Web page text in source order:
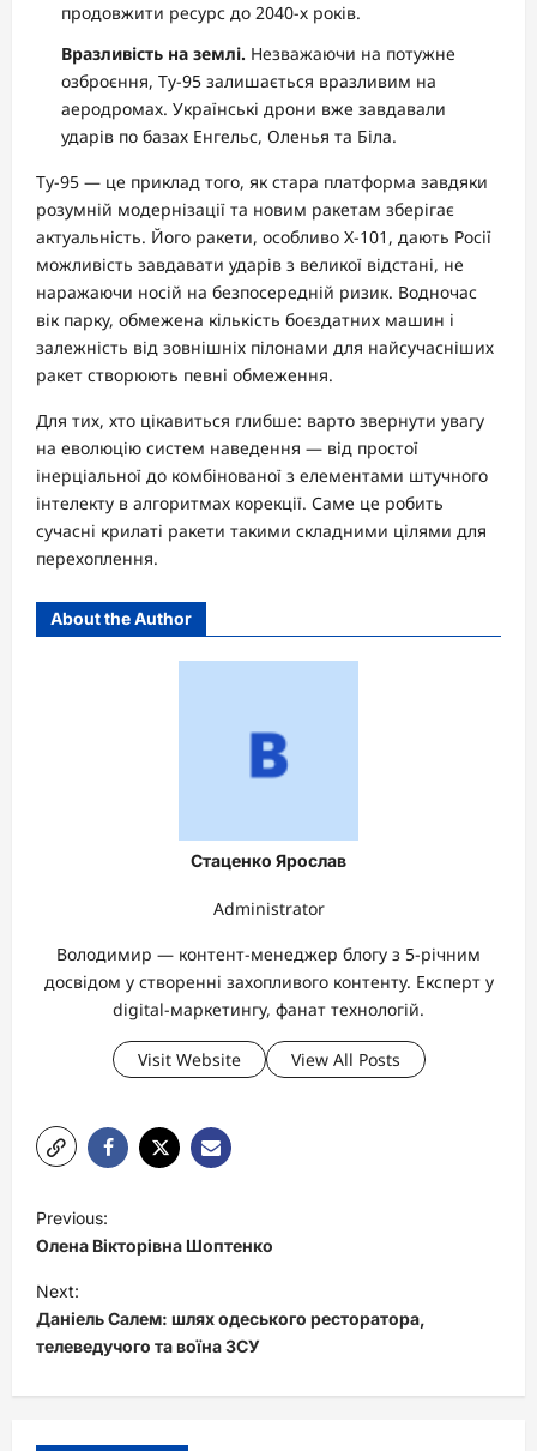
продовжити ресурс до 2040-х років.
Вразливість на землі. Незважаючи на потужне
озброєння, Ту-95 залишається вразливим на
аеродромах. Українські дрони вже завдавали
ударів по базах Енгельс, Оленья та Біла.
Ту-95 — це приклад того, як стара платформа завдяки
розумній модернізації та новим ракетам зберігає
актуальність. Його ракети, особливо Х-101, дають Росії
можливість завдавати ударів з великої відстані, не
наражаючи носій на безпосередній ризик. Водночас
вік парку, обмежена кількість боєздатних машин і
залежність від зовнішніх пілонами для найсучасніших
ракет створюють певні обмеження.
Для тих, хто цікавиться глибше: варто звернути увагу
на еволюцію систем наведення — від простої
інерціальної до комбінованої з елементами штучного
інтелекту в алгоритмах корекції. Саме це робить
сучасні крилаті ракети такими складними цілями для
перехоплення.
About the Author
Стаценко Ярослав
Administrator
Володимир — контент-менеджер блогу з 5-річним
досвідом у створенні захопливого контенту. Експерт у
digital-маркетингу, фанат технологій.
Visit Website View All Posts
P
o
s
t
n
a
Previous:
Олена Вікторівна Шоптенко
Next:
Даніель Салем: шлях одеського ресторатора,
телеведучого та воїна ЗСУ